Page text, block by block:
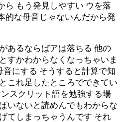
ら もう発見しやすい ウを落
的な母音じゃないんだから発
あるならばアは落ちる 他の
すかわからなくなっちゃいま
にする そうすると計算で知
これ足したところでできてい
スクリット語を勉強する場
いないと読めんでもわからな
てしまっちゃうんです それ